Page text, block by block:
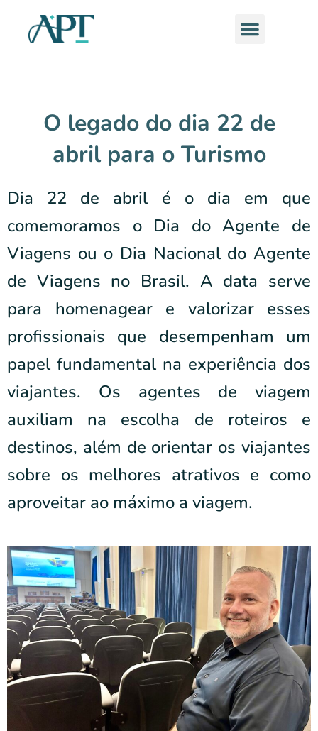
Menu
O legado do dia 22 de
abril para o Turismo
Dia 22 de abril é o dia em que
comemoramos o Dia do Agente de
Viagens ou o Dia Nacional do Agente
de Viagens no Brasil. A data serve
para homenagear e valorizar esses
profissionais que desempenham um
papel fundamental na experiência dos
viajantes. Os agentes de viagem
auxiliam na escolha de roteiros e
destinos, além de orientar os viajantes
sobre os melhores atrativos e como
aproveitar ao máximo a viagem.